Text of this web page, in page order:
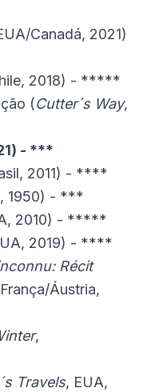
Canadá, 2021)
2018) - *****
(Cutter´s Way,
- ***
2011) - ****
1950) - ***
2010) - *****
2019) - ****
Récit
Áustria,
,
Travels, EUA,